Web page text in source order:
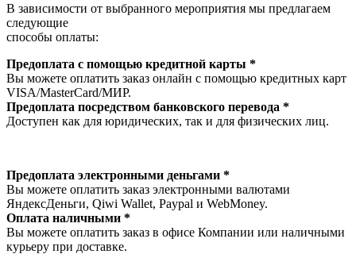
В зависимости от выбранного мероприятия мы предлагаем
следующие
способы оплаты:
Предоплата с помощью кредитной карты *
Вы можете оплатить заказ онлайн с помощью кредитных карт
VISA/MasterСard/МИР.
Предоплата посредством банковского перевода *
Доступен как для юридических, так и для физических лиц.
Предоплата электронными деньгами *
Вы можете оплатить заказ электронными валютами
ЯндексДеньги, Qiwi Wallet, Paypal и WebMoney.
Оплата наличными *
Вы можете оплатить заказ в офисе Компании или наличными
курьеру при доставке.